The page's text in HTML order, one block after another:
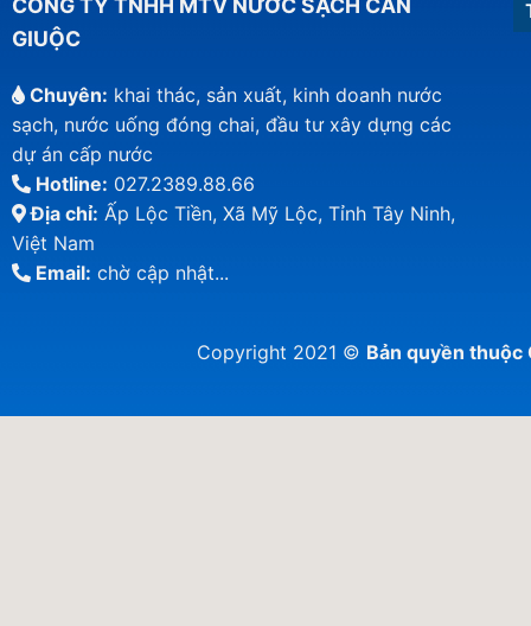
CÔNG TY TNHH MTV NƯỚC SẠCH CẦN
GIUỘC
Chuyên: khai thác, sản xuất, kinh doanh nước
sạch, nước uống đóng chai, đầu tư xây dựng các
dự án cấp nước
Hotline: 027.2389.88.66
Địa chỉ: Ấp Lộc Tiền, Xã Mỹ Lộc, Tỉnh Tây Ninh,
Việt Nam
Email: chờ cập nhật...
Copyright 2021 © Bản quyền thuộc